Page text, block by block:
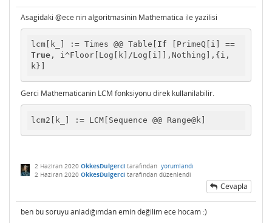
Asagidaki @ece nin algoritmasinin Mathematica ile yazilisi
lcm[k_] := Times @@ Table[ If
True , i^Floor[Log[k]/Log[i]],Nothing],{i,
k}]
Gerci Mathematicanin LCM fonksiyonu direk kullanilabilir.
lcm2[k_] := LCM[Sequence @@ Range@k]
2 Haziran 2020 OkkesDulgerci tarafından yorumlandı
2 Haziran 2020 OkkesDulgerci tarafından düzenlendi
Cevapla
ben bu soruyu anladığımdan emin değilim ece hocam :)